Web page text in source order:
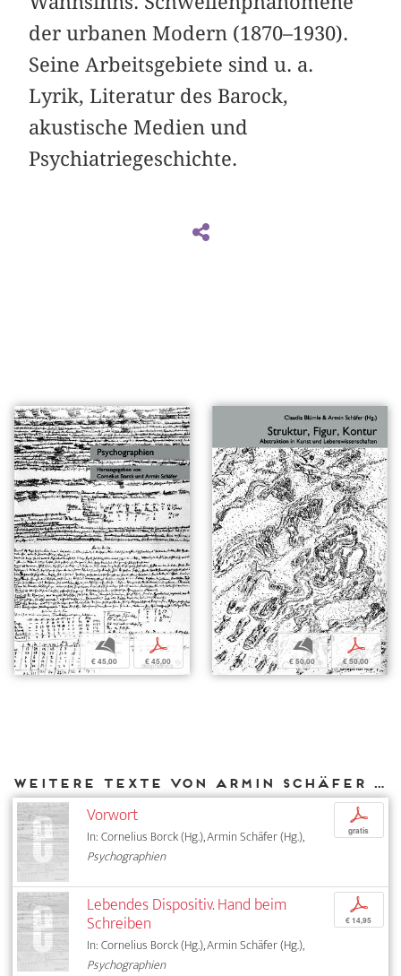
der urbanen Modern (1870–1930).
Seine Arbeitsgebiete sind u. a.
Lyrik, Literatur des Barock,
akustische Medien und
Psychiatriegeschichte.
b
€ 45,00
p
€ 45,00
b
€ 50,00
p
€ 50,00
Weitere Texte von Armin Schäfer bei DIAPHANES
Vorwort
In: Cornelius Borck (Hg.), Armin Schäfer (Hg.),
Psychographien
p
gratis
Lebendes Dispositiv. Hand beim
Schreiben
In: Cornelius Borck (Hg.), Armin Schäfer (Hg.),
Psychographien
p
€ 14,95